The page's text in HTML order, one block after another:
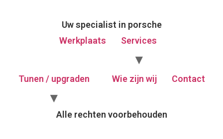
Uw specialist in porsche
Werkplaats
Services
Tunen / upgraden Wie zijn wij Contact
Alle rechten voorbehouden